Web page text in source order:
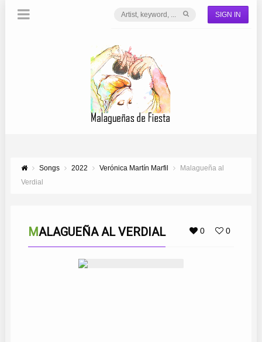
SIGN IN
Songs 2022 Verónica Martín Marfil
Malagueña al
Verdial
0 0
MALAGUEÑA AL VERDIAL